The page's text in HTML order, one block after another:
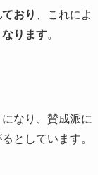
おり 、これによ
ります。
なり、賛成派に
としています。